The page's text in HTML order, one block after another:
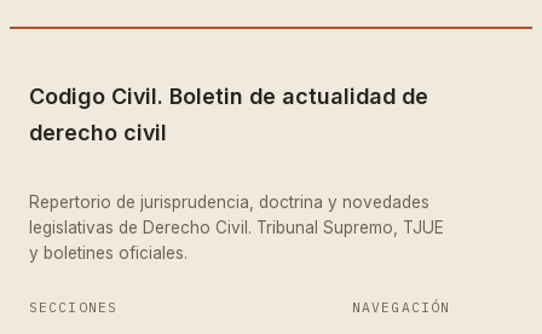
Codigo Civil. Boletin de actualidad de
derecho civil
Repertorio de jurisprudencia, doctrina y novedades
legislativas de Derecho Civil. Tribunal Supremo, TJUE
y boletines oficiales.
SECCIONES NAVEGACIÓN